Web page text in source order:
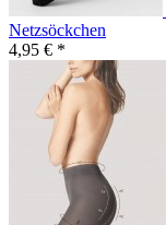
Netzsöckchen
4,95 € *